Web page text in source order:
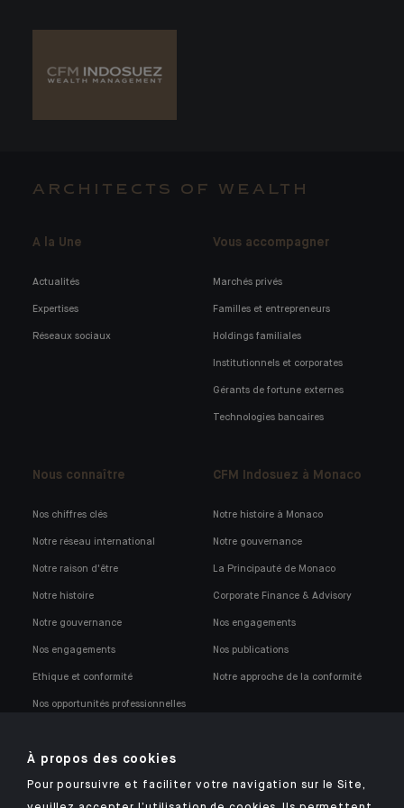
ARCHITECTS OF WEALTH
A la Une
Actualités
Expertises
Réseaux sociaux
Vous accompagner
Marchés privés
Familles et entrepreneurs
Holdings familiales
Institutionnels et corporates
Gérants de fortune externes
Technologies bancaires
Nous connaître
Nos chiffres clés
Notre réseau international
Notre raison d'être
Notre histoire
Notre gouvernance
Nos engagements
Ethique et conformité
Nos opportunités professionnelles
CFM Indosuez à Monaco
Notre histoire à Monaco
Notre gouvernance
La Principauté de Monaco
Corporate Finance & Advisory
Nos engagements
Nos publications
Notre approche de la conformité
À propos des cookies
Pour poursuivre et faciliter votre navigation sur le Site,